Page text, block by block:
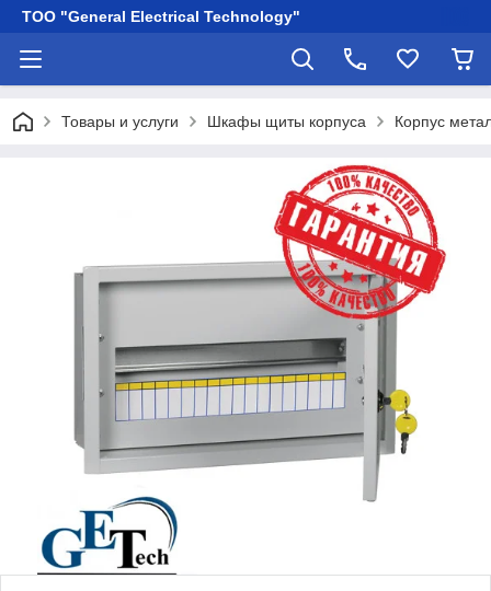
ТОО "General Electrical Technology"
Товары и услуги Шкафы щиты корпуса Корпус